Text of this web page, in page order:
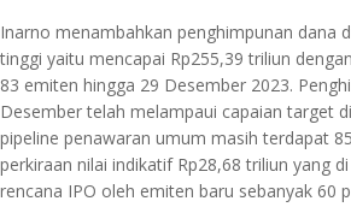
Inarno menambahkan penghimpunan dana
tinggi yaitu mencapai Rp255,39 triliun
83 emiten hingga 29 Desember 2023.
Desember telah melampaui capaian target
pipeline penawaran umum masih terdapat
perkiraan nilai indikatif Rp28,68 triliun yang
rencana IPO oleh emiten baru sebanyak 60